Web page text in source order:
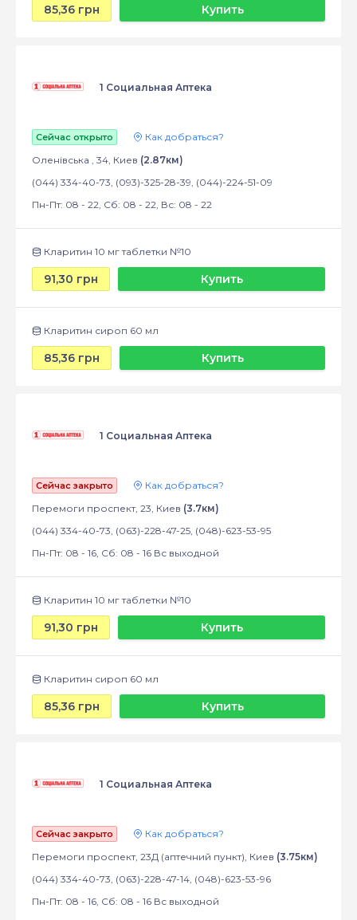
85,36 грн Купить
1 Социальная Аптека
Сейчас открыто
Как добраться?
Оленівська , 34, Киев (2.87км)
(044) 334-40-73, (093)-325-28-39, (044)-224-51-09
Пн-Пт: 08 - 22, Сб: 08 - 22, Вс: 08 - 22
Кларитин 10 мг таблетки №10
91,30 грн Купить
Кларитин сироп 60 мл
85,36 грн Купить
1 Социальная Аптека
Сейчас закрыто
Как добраться?
Перемоги проспект, 23, Киев (3.7км)
(044) 334-40-73, (063)-228-47-25, (048)-623-53-95
Пн-Пт: 08 - 16, Сб: 08 - 16 Вс выходной
Кларитин 10 мг таблетки №10
91,30 грн Купить
Кларитин сироп 60 мл
85,36 грн Купить
1 Социальная Аптека
Сейчас закрыто
Как добраться?
Перемоги проспект, 23Д (аптечний пункт), Киев (3.75км)
(044) 334-40-73, (063)-228-47-14, (048)-623-53-96
Пн-Пт: 08 - 16, Сб: 08 - 16 Вс выходной